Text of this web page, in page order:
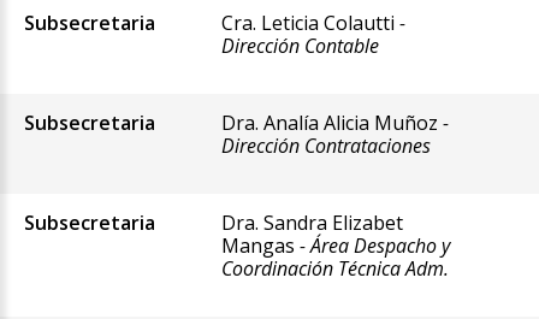
Subsecretaria Cra. Leticia Colautti -
Dirección Contable
Subsecretaria Dra. Analía Alicia Muñoz -
Dirección Contrataciones
Subsecretaria
Dra. Sandra Elizabet
Mangas - Área Despacho y
Coordinación Técnica Adm.